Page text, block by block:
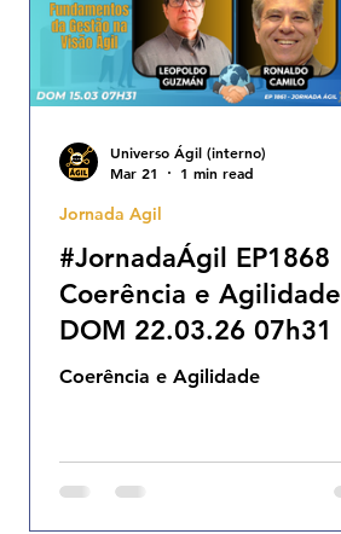
#JornadaÁgil EP1868
Coerência e Agilidade
DOM 22.03.26 07h31
Coerência e Agilidade
Jornada Agil
Universo Ágil (interno)
Mar 21
1 min read